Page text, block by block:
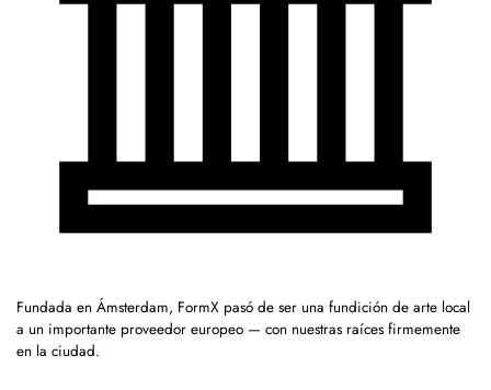
Fundada en Ámsterdam, FormX pasó de ser una fundición de arte local
a un importante proveedor europeo — con nuestras raíces firmemente
en la ciudad.